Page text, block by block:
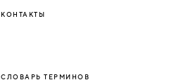
КОНТАКТЫ
СЛОВАРЬ ТЕРМИНОВ